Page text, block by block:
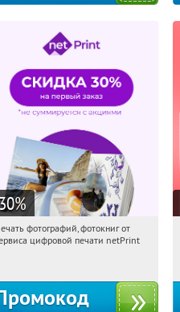
%
05:55:43 Получили:
фотографий, фотокниг от
цифровой печати netPrint